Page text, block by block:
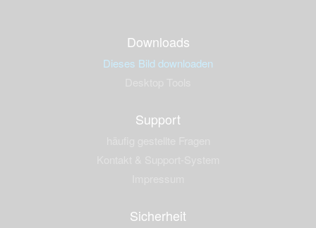
Downloads
Dieses Bild downloaden
Support
Sicherheit